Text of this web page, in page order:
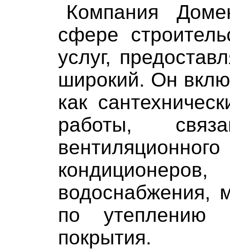
Компания
сфере
услуг,
широкий. Он
как
работы,
водоснабжения,
по утеплению
покрытия.